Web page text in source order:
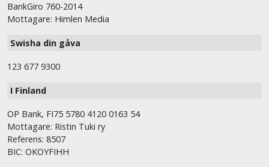
BankGiro 760-2014
Mottagare: Himlen Media
Swisha din gåva
123 677 9300
I Finland
OP Bank, FI75 5780 4120 0163 54
Mottagare: Ristin Tuki ry
Referens: 8507
BIC: OKOYFIHH